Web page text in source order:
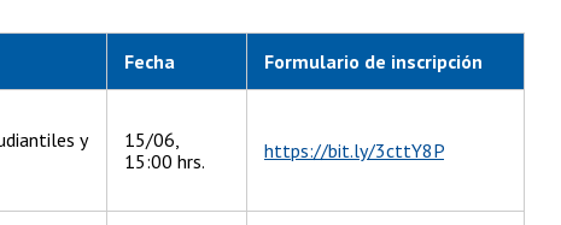
Fecha Formulario de inscripción
y
15/06,
15:00 hrs.
https://bit.ly/3cttY8P